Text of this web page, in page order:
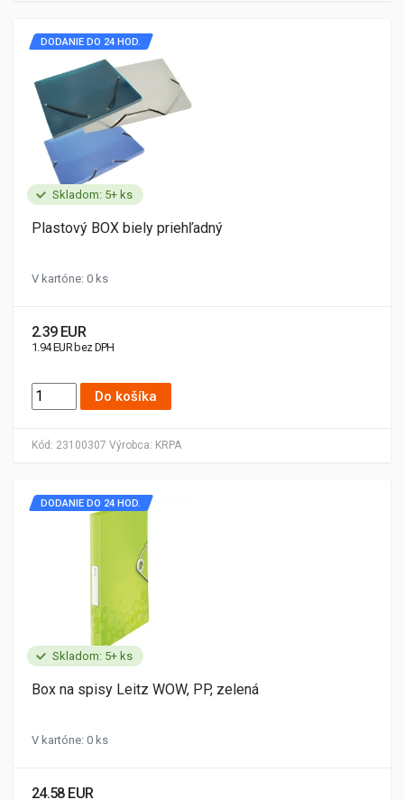
Skladom: 5+ ks
Kód: 23100307 Výrobca: KRPA
DODANIE DO 24 HOD.
Plastový BOX biely priehľadný
V kartóne: 0 ks
2.39 EUR
1.94 EUR bez DPH
Do košíka
Skladom: 5+ ks
DODANIE DO 24 HOD.
Box na spisy Leitz WOW, PP, zelená
V kartóne: 0 ks
24.58 EUR